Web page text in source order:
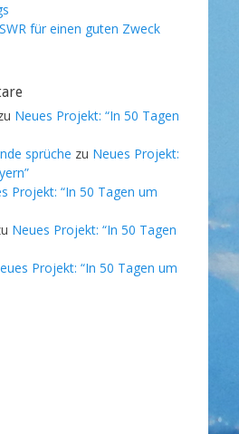
für einen guten Zweck
Neues Projekt: “In 50 Tagen
sprüche zu Neues Projekt:
Projekt: “In 50 Tagen um
Neues Projekt: “In 50 Tagen
Projekt: “In 50 Tagen um